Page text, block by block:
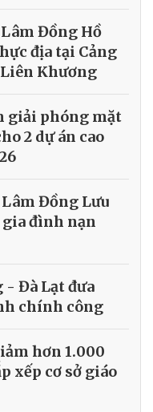
Đồng Hồ
địa tại Cảng
Khương
giải phóng mặt
2 dự án cao
Đồng Lưu
đình nạn
- Đà Lạt đưa
chính công
hơn 1.000
xếp cơ sở giáo